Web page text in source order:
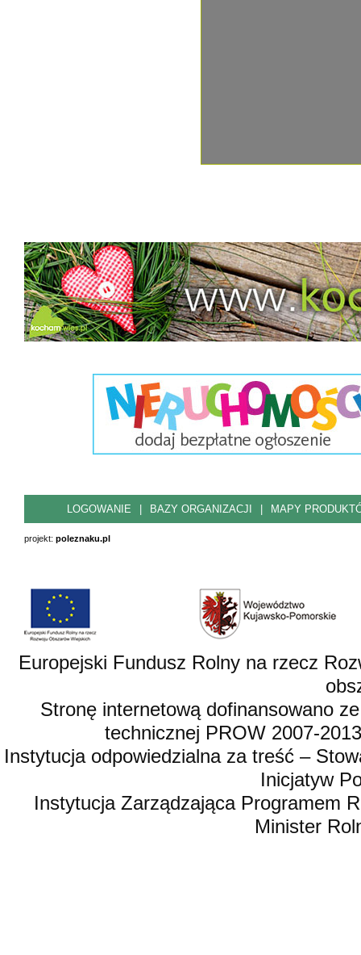
LOGOWANIE BAZY ORGANIZACJI MAPY
projekt: poleznaku.pl
Europejski Fundusz Rolny na rzecz
Stronę internetową dofinansowano
technicznej PROW 2007-
Instytucja odpowiedzialna za treść –
Inicjatyw
Instytucja Zarządzająca Programem
Minister